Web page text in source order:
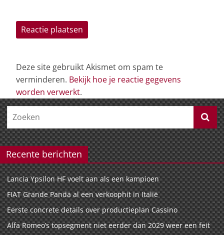
Deze site gebruikt Akismet om spam te
verminderen. Bekijk hoe je reactie gegevens
worden verwerkt.
Recente berichten
Lancia Ypsilon HF voelt aan als een kampioen
FIAT Grande Panda al een verkoophit in Italië
Eerste concrete details over productieplan Cassino
Alfa Romeo’s topsegment niet eerder dan 2029 weer een feit